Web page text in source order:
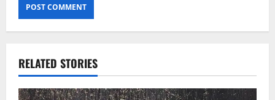
RELATED STORIES